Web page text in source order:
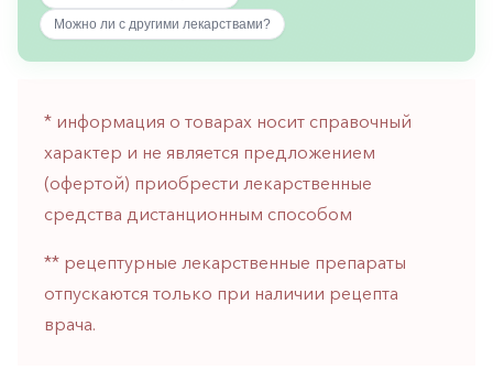
Хирургия
Щитовидная
Можно ли с другими лекарствами?
* информация о товарах носит справочный
характер и не является предложением
(офертой) приобрести лекарственные
средства дистанционным способом
** рецептурные лекарственные препараты
отпускаются только при наличии рецепта
врача.